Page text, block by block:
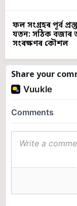
ফল সংগ্ৰহৰ পূৰ্ব
যতন: সঠিক বজাৰ
সংৰক্ষণৰ কৌশল
Share your